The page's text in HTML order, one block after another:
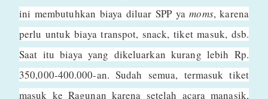
ini membutuhkan biaya diluar SPP yamoms, karena
perlu untuk biaya transpot, snack, tiket masuk, dsb.
Saat itu biaya yang dikeluarkan kurang lebih Rp.
350,000-400.000-an. Sudah semua, termasuk tiket
masuk ke Ragunan karena setelah acara manasik,